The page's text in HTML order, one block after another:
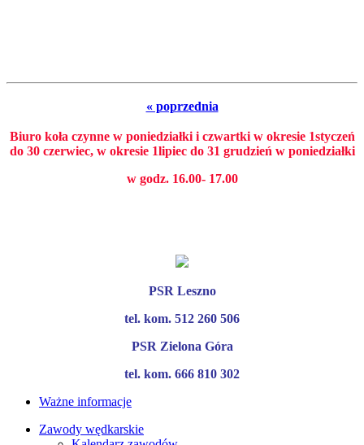
« poprzednia
Biuro koła czynne w poniedziałki i czwartki w okresie 1styczeń
do 30 czerwiec, w okresie 1lipiec do 31 grudzień w poniedziałki
w godz. 16.00- 17.00
PSR Leszno
tel. kom. 512 260 506
PSR Zielona Góra
tel. kom. 666 810 302
Ważne informacje
Zawody wędkarskie